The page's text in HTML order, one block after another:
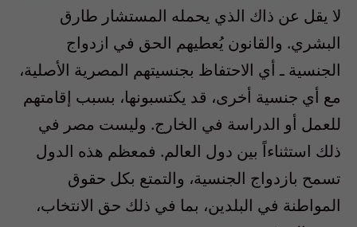
لا يقل عن ذاك الذي يحمله المستشار طارق
البشري. والقانون يُعطيهم الحق في ازدواج
الجنسية ـ أي الاحتفاظ بجنسيتهم المصرية الأصلية،
مع أي جنسية أخرى، قد يكتسبونها، بسبب إقامتهم
للعمل أو الدراسة في الخارج. وليست مصر في
ذلك استثناءاً بين دول العالم. فمعظم هذه الدول
تسمح بازدواج الجنسية، والتمتع بكل حقوق
المواطنة في البلدين، بما في ذلك حق الانتخاب،